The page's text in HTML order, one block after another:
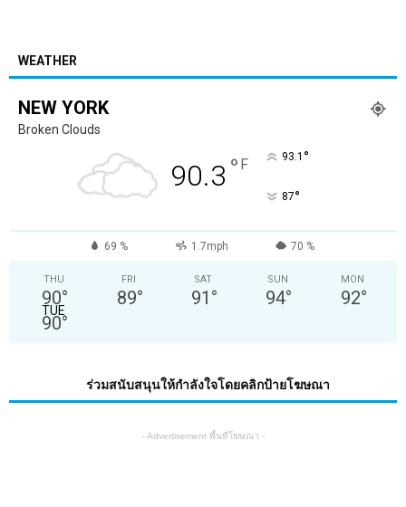
WEATHER
NEW YORK
Broken Clouds
90.3 ° F 93.1 °
87°
69 % 1.7mph 70 %
THU
90°
FRI
89°
SAT
91 °
SUN
94°
MON
92°
TUE
90°
ร่วมสนับสนุนให้กำลังใจโดยคลิกป้ายโฆษณา
- Advertisement พื้นที่โฆษณา -